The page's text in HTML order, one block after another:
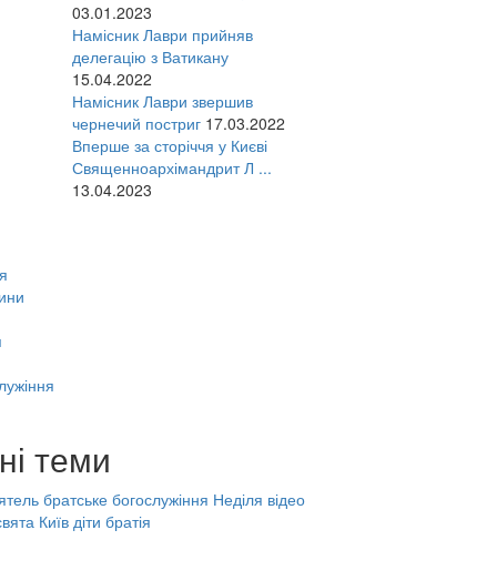
03.01.2023
Намісник Лаври прийняв
делегацію з Ватикану
15.04.2022
Намісник Лаври звершив
чернечий постриг 17.03.2022
Вперше за сторіччя у Києві
Священноархімандрит Л ...
13.04.2023
теми
братське богослужіння Неділя відео
Київ діти братія